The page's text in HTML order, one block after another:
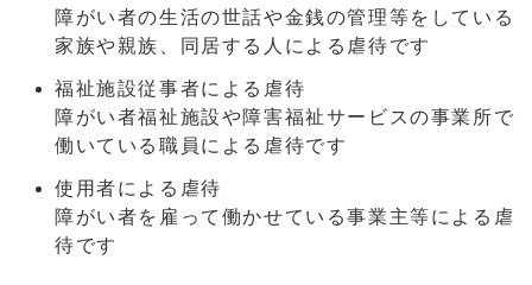
障がい者の生活の世話や金銭の管理等をしている
家族や親族、同居する人による虐待です
福祉施設従事者による虐待
障がい者福祉施設や障害福祉サービスの事業所で
働いている職員による虐待です
使用者による虐待
障がい者を雇って働かせている事業主等による虐
待です